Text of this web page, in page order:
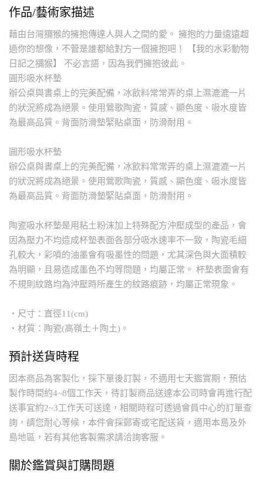
作品/藝術家描述
藉由台灣獼猴的擁抱傳達人與人之間的愛。 擁抱的力量遠遠超
過你的想像，不管是誰都給對方一個擁抱吧！ 【我的水彩動物
日記之獼猴】 不必言語，因為我們擁抱彼此。
圓形吸水杯墊
辦公桌與書桌上的完美配備，冰飲料常常弄的桌上濕漉漉一片
的狀況將成為絕景。使用鶯歌陶瓷，質感、顯色度、吸水度皆
為最高品質。背面防滑墊緊貼桌面，防滑耐用。
圓形吸水杯墊
辦公桌與書桌上的完美配備，冰飲料常常弄的桌上濕漉漉一片
的狀況將成為絕景。使用鶯歌陶瓷，質感、顯色度、吸水度皆
為最高品質。背面防滑墊緊貼桌面，防滑耐用。
陶瓷吸水杯墊是用粘土粉沫加上特殊配方沖壓成型的產品，會
因為壓力不均造成杯墊表面各部分吸水速率不一致，陶瓷毛細
孔較大，彩噴的油墨會有吸墨性的問題，尤其深色與大面積較
為明顯，且易造成墨色不均等問題，均屬正常。 杯墊表面會有
不規則紋路均為沖壓時所產生的紋路痕跡，均屬正常現象。
・尺寸：直徑11(cm)
・材質：陶瓷(高嶺土＋陶土)。
預計送貨時程
因本商品為客製化，採下單後訂製，不適用七天鑑賞期，預估
製作時間約4~8個工作天，待訂製商品送達本公司時會再進行配
送事宜約2~3工作天可送達，相關時程可透過會員中心的訂單查
詢，請您耐心等候，本件會採郵寄或宅配送貨，適用本島及外
島地區，若有其他客製需求請洽詢客服。
關於鑑賞與訂購問題